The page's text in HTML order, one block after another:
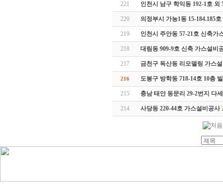
221 인천시 남구 학익동 192-1호 외
220 의정부시 가농1동 15-184.185
219 인천시 주안동 57-21호 신축가
218 대림동 909-9호 신축 가스설비
217 금천구 독산동 리모델링 가스
216 도봉구 방학동 718-14호 10층
215 충남 태안 동문리 29-2번지 다
214 사당동 220-44호 가스설비공사